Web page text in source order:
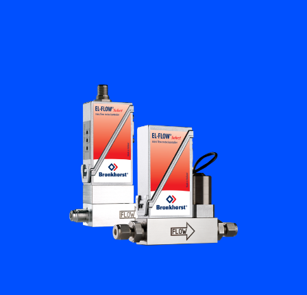
Bronkhorst
Kontakt aufnehmen